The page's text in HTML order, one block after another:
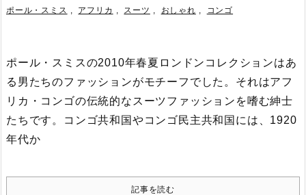
ポール・スミス , アフリカ , スーツ , おしゃれ , コンゴ
ポール・スミスの2010年春夏ロンドンコレクションはあ
る男たちのファッションがモチーフでした。それはアフ
リカ・コンゴの伝統的なスーツファッションを嗜む紳士
たちです。
コンゴ共和国やコンゴ民主共和国には、1920
年代か
記事を読む